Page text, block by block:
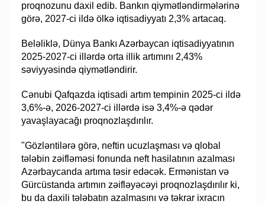
proqnozunu daxil edib. Bankın qiymətləndirmələrinə
görə, 2027-ci ildə ölkə iqtisadiyyatı 2,3% artacaq.
Beləliklə, Dünya Bankı Azərbaycan iqtisadiyyatının
2025-2027-ci illərdə orta illik artımını 2,43%
səviyyəsində qiymətləndirir.
Cənubi Qafqazda iqtisadi artım tempinin 2025-ci ildə
3,6%-ə, 2026-2027-ci illərdə isə 3,4%-ə qədər
yavaşlayacağı proqnozlaşdırılır.
"Gözləntilərə görə, neftin ucuzlaşması və qlobal
tələbin zəifləməsi fonunda neft hasilatının azalması
Azərbaycanda artıma təsir edəcək. Ermənistan və
Gürcüstanda artımın zəifləyəcəyi proqnozlaşdırılır ki,
bu da daxili tələbatın azalmasını və təkrar ixracın